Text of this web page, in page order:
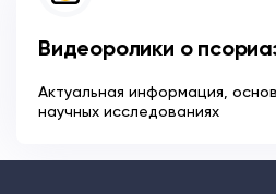
Видеоролики о
Актуальная информация,
научных исследованиях